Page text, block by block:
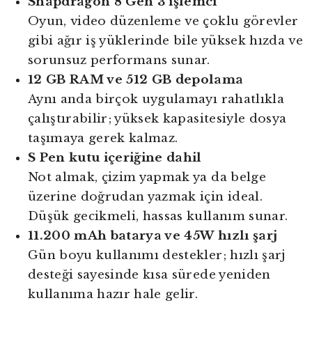
Oyun, video düzenleme ve çoklu görevler
gibi ağır iş yüklerinde bile yüksek hızda ve
sorunsuz performans sunar.
12 GB RAM ve 512 GB depolama
Aynı anda birçok uygulamayı rahatlıkla
çalıştırabilir; yüksek kapasitesiyle dosya
taşımaya gerek kalmaz.
S Pen kutu içeriğine dahil
Not almak, çizim yapmak ya da belge
üzerine doğrudan yazmak için ideal.
Düşük gecikmeli, hassas kullanım sunar.
11.200 mAh batarya ve 45W hızlı şarj
Gün boyu kullanımı destekler; hızlı şarj
desteği sayesinde kısa sürede yeniden
kullanıma hazır hale gelir.